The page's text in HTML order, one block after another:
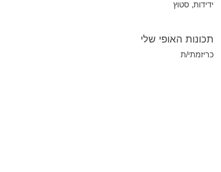
ידידות, סטוץ
תכונות האופי שלי
כריזמתי/ת